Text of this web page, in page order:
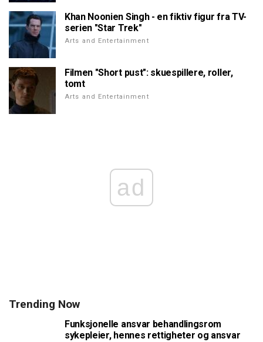
Khan Noonien Singh - en fiktiv figur fra TV-
serien "Star Trek"
Arts and Entertainment
Filmen "Short pust": skuespillere, roller,
tomt
Arts and Entertainment
ad
Trending Now
Funksjonelle ansvar behandlingsrom
sykepleier, hennes rettigheter og ansvar